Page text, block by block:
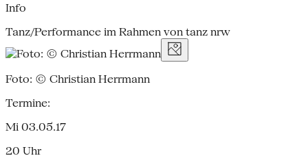
Info
Tanz/Performance im Rahmen von tanz nrw
Foto: © Christian Herrmann
Termine:
Mi 03.05.17
20 Uhr